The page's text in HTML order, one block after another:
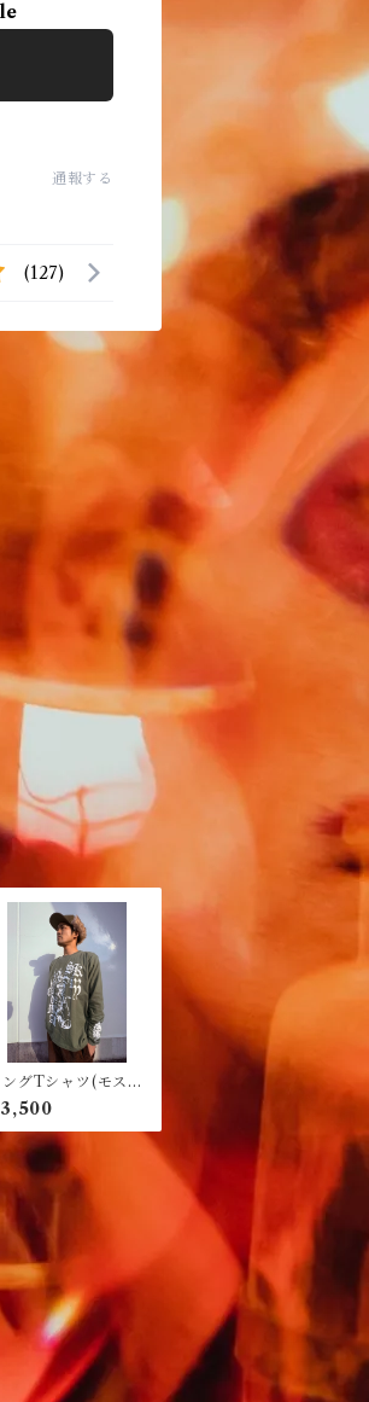
通報する
(127)
ングTシャツ(モスグ
ン)